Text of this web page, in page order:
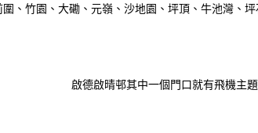
、竹園、大磡、元嶺、沙地園、坪頂、牛池灣、
啟德啟晴邨其中一個門口就有飛機主題